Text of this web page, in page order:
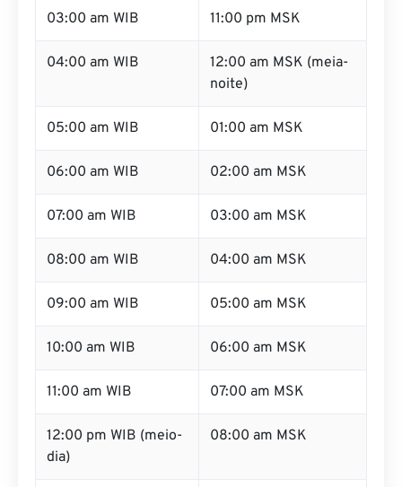
03:00 am WIB 11:00 pm MSK
04:00 am WIB
12:00 am MSK (meia-
noite)
05:00 am WIB 01:00 am MSK
06:00 am WIB 02:00 am MSK
07:00 am WIB 03:00 am MSK
08:00 am WIB 04:00 am MSK
09:00 am WIB 05:00 am MSK
10:00 am WIB 06:00 am MSK
11:00 am WIB 07:00 am MSK
12:00 pm WIB (meio-
dia)
08:00 am MSK